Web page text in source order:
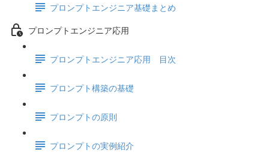
プロンプトエンジニア基礎まとめ
プロンプトエンジニア応用
プロンプトエンジニア応用 目次
プロンプト構築の基礎
プロンプトの原則
プロンプトの実例紹介